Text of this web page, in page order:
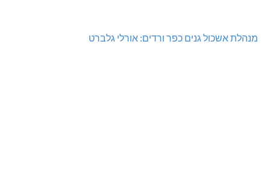
מנהלת אשכול גנים כפר ורדים: אורלי גלברט